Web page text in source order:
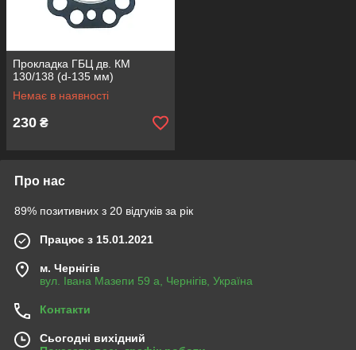
Прокладка ГБЦ дв. КМ
130/138 (d-135 мм)
Немає в наявності
230 ₴
Про нас
89% позитивних з 20 відгуків за рік
Працює з 15.01.2021
м. Чернігів
вул. Івана Мазепи 59 а, Чернігів, Україна
Контакти
Сьогодні вихідний